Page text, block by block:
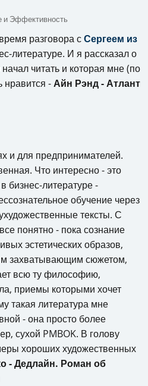
и Эффективность
разговора сСергеем из
литературе. И я рассказал о
читать и которая мне (по
нравится -Айн Рэнд - Атлант
и для предпринимателей.
Что интересно - это
бизнес-литературе -
обучение через
тексты. С
понятно - пока сознание
эстетических образов,
захватывающим сюжетом,
всю ту философию,
приемы которыми хочет
такая литература мне
- она просто более
сухой PMBOK. В голову
хороших художественных
- Дедлайн. Роман об